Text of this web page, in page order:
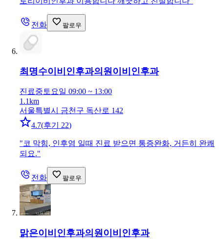
전화 팔로우
최명수이비인후과의원 이비인후과
진료중 토요일 09:00 ~ 13:00
1.1km
서울특별시 금천구 독산로 142
4.7(후기 22)
"코 막힘, 인후염 일때 진료 받으면 통증완화, 거든히 완쾌
되요."
전화 팔로우
맑은이비인후과의원 이비인후과